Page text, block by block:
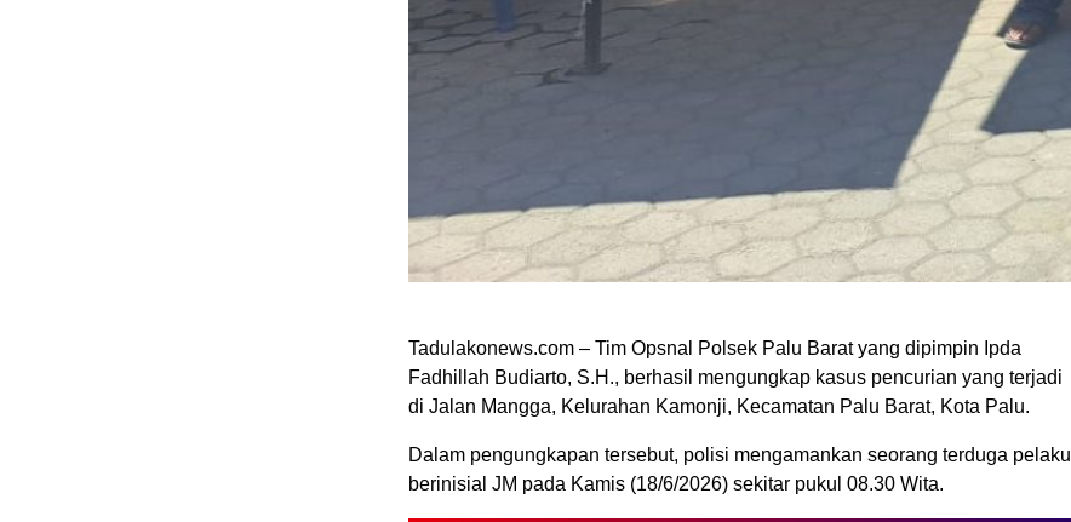
Tadulakonews.com – Tim Opsnal Polsek Palu Barat yang dipimpin Ipda
Fadhillah Budiarto, S.H., berhasil mengungkap kasus pencurian yang terjadi
di Jalan Mangga, Kelurahan Kamonji, Kecamatan Palu Barat, Kota Palu.
Dalam pengungkapan tersebut, polisi mengamankan seorang terduga pelaku
berinisial JM pada Kamis (18/6/2026) sekitar pukul 08.30 Wita.